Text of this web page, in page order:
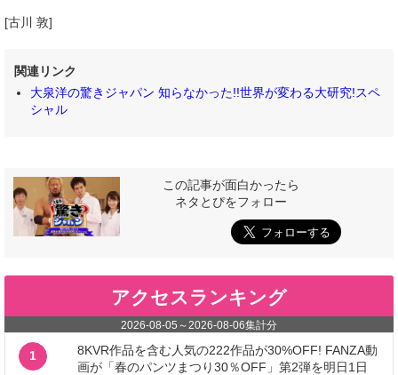
[古川 敦]
関連リンク
大泉洋の驚きジャパン 知らなかった!!世界が変わる大研究!スペ
シャル
この記事が面白かったら
ネタとぴをフォロー
アクセスランキング
2026-08-05 ～ 2026-08-06集計分
1
8KVR作品を含む人気の222作品が30%OFF! FANZA動
画が「春のパンツまつり30％OFF」第2弾を明日1日